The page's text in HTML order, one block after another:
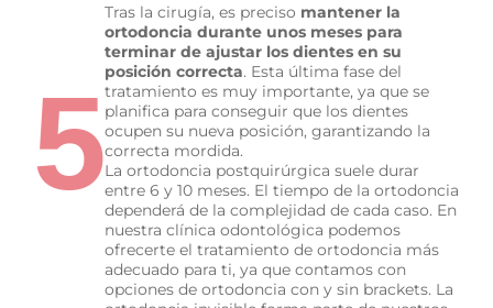
5
Tras la cirugía, es preciso mantener la
ortodoncia durante unos meses para
terminar de ajustar los dientes en su
posición correcta. Esta última fase del
tratamiento es muy importante, ya que se
planifica para conseguir que los dientes
ocupen su nueva posición, garantizando la
correcta mordida.
La ortodoncia postquirúrgica suele durar
entre 6 y 10 meses. El tiempo de la ortodoncia
dependerá de la complejidad de cada caso. En
nuestra clínica odontológica podemos
ofrecerte el tratamiento de ortodoncia más
adecuado para ti, ya que contamos con
opciones de ortodoncia con y sin brackets. La